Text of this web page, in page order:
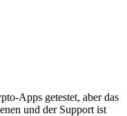
Apps getestet, aber das
und der Support ist